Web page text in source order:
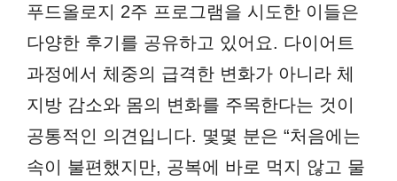
푸드올로지 2주 프로그램을 시도한 이들은
다양한 후기를 공유하고 있어요. 다이어트
과정에서 체중의 급격한 변화가 아니라 체
지방 감소와 몸의 변화를 주목한다는 것이
공통적인 의견입니다. 몇몇 분은 “처음에는
속이 불편했지만, 공복에 바로 먹지 않고 물